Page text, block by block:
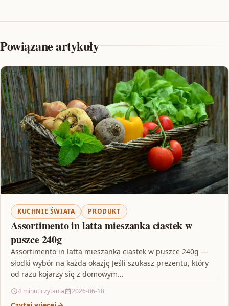
Powiązane artykuły
KUCHNIE ŚWIATA PRODUKT
Assortimento in latta mieszanka ciastek w
puszce 240g
Assortimento in latta mieszanka ciastek w puszce 240g —
słodki wybór na każdą okazję Jeśli szukasz prezentu, który
od razu kojarzy się z domowym…
4 minut czytania 2026-06-18